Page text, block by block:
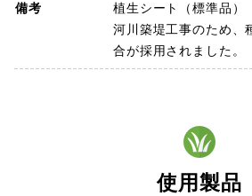
備考
植生シート（標準品）
河川築堤工事のため、
合が採用されました。
使用製品